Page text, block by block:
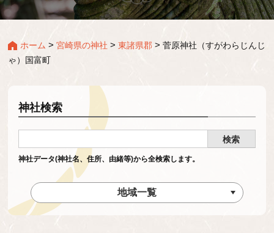
ホーム >宮崎県の神社 >東諸県郡 >菅原神社（すがわらじんじ
ゃ）国富町
神社検索
神社データ(神社名、住所、由緒等)から全検索します。
地域一覧